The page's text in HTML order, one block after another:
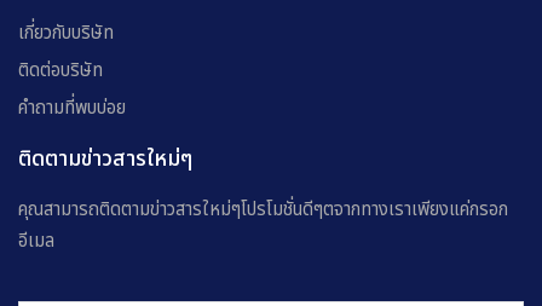
เกี่ยวกับบริษัท
ติดต่อบริษัท
คำถามที่พบบ่อย
ติดตามข่าวสารใหม่ๆ
คุณสามารถติดตามข่าวสารใหม่ๆโปรโมชั่นดีๆตจากทางเราเพียงแค่กรอก
อีเมล